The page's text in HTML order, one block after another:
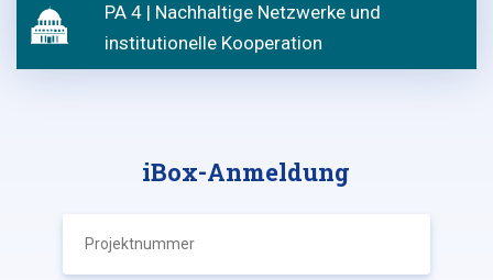
PA 4 | Nachhaltige Netzwerke und
institutionelle Kooperation
iBox-Anmeldung